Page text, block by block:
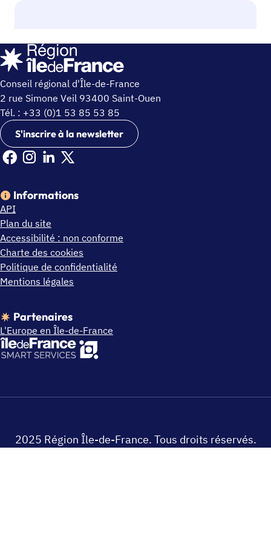
Conseil régional d'Île-de-France
2 rue Simone Veil 93400 Saint-Ouen
Tél. : +33 (0)1 53 85 53 85
S'inscrire à la newsletter
Facebook Ile de France (nouvelle fenêtre)
Instagram Ile de France (nouvelle fenêtre)
Linkedin Ile de France (nouvelle fenêtre)
X Ile de France (nouvelle fenêtre)
Informations
API
Plan du site
Accessibilité : non conforme
Charte des cookies
Politique de confidentialité
Mentions légales
Partenaires
L'Europe en Île-de-France
2025 Région Île-de-France. Tous droits réservés.